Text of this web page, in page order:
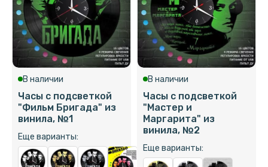
В наличии
Часы с подсветкой
"Фильм Бригада" из
винила, №1
Еще варианты:
В наличии
Часы с подсветкой
"Мастер и
Маргарита" из
винила, №2
Еще варианты: